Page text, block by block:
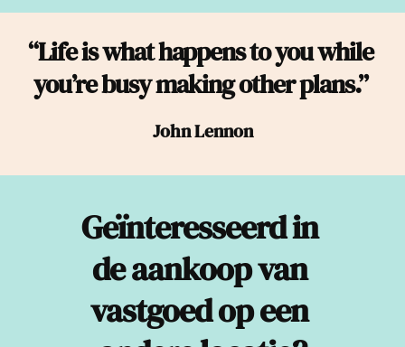
“Life is what happens to you while
you’re busy making other plans.”
John Lennon
Geïnteresseerd in
de aankoop van
vastgoed op een